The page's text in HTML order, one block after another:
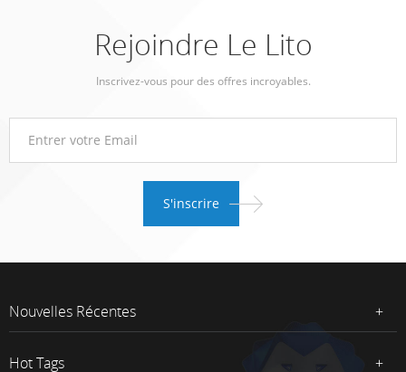
Rejoindre Le Lito
Inscrivez-vous pour des offres incroyables.
Nouvelles Récentes
Hot Tags